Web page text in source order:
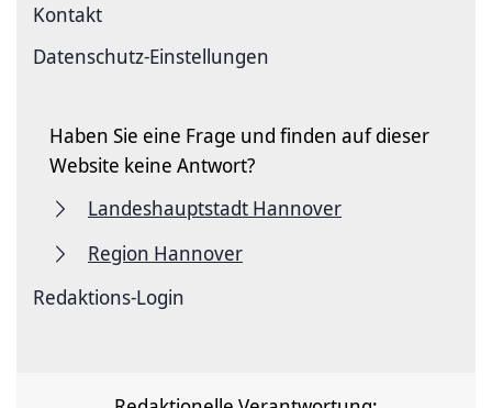
Kontakt
Datenschutz-Einstellungen
Haben Sie eine Frage und finden auf dieser
Website keine Antwort?
Landeshauptstadt Hannover
Region Hannover
Redaktions-Login